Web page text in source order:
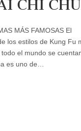
CHI
MÁS FAMOSAS El
los estilos de Kung Fu
el mundo se
es uno de…